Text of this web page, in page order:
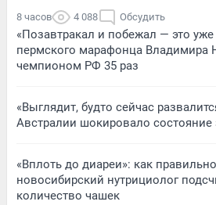
8 часов 4 088 Обсудить
«Позавтракал и побежал — это
пермского марафонца Владимира
чемпионом РФ 35 раз
«Выглядит, будто сейчас
Австралии шокировало
«Вплоть до диареи»: как
новосибирский нутрициолог
количество чашек